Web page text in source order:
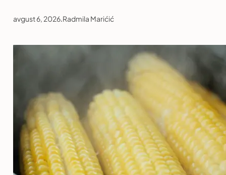
avgust 6, 2026.Radmila Marićić